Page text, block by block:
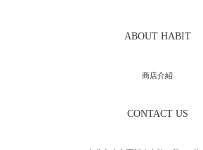
ABOUT HABIT
商店介紹
CONTACT US